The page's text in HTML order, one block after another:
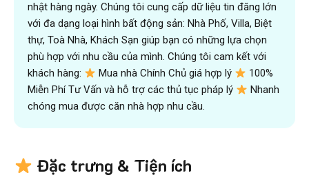
nhật hàng ngày. Chúng tôi cung cấp dữ liệu tin đăng lớn
với đa dạng loại hình bất động sản: Nhà Phố, Villa, Biệt
thự, Toà Nhà, Khách Sạn giúp bạn có những lựa chọn
phù hợp với nhu cầu của mình. Chúng tôi cam kết với
khách hàng:
Mua nhà Chính Chủ giá hợp lý
100%
Miễn Phí Tư Vấn và hỗ trợ các thủ tục pháp lý
Nhanh
chóng mua được căn nhà hợp nhu cầu.
Đặc trưng & Tiện ích